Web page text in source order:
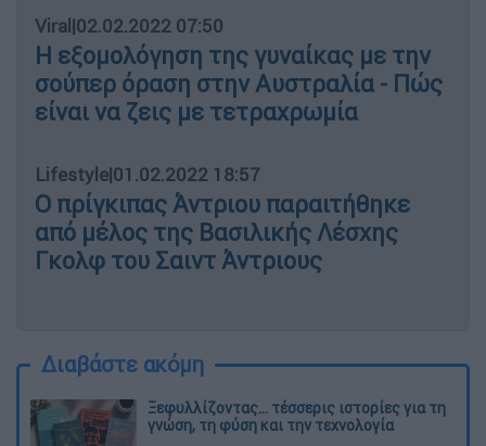
Viral |02.02.2022 07:50
Η εξομολόγηση της γυναίκας με την
σούπερ όραση στην Αυστραλία - Πώς
είναι να ζεις με τετραχρωμία
Lifestyle|01.02.2022 18:57
Ο πρίγκιπας Άντριου παραιτήθηκε
από μέλος της Βασιλικής Λέσχης
Γκολφ του Σαιντ Άντριους
Διαβάστε ακόμη
Ξεφυλλίζοντας... τέσσερις ιστορίες για τη
γνώση, τη φύση και την τεχνολογία